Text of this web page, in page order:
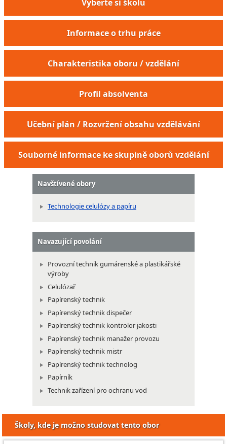
Vyberte si školu
Informace o trhu práce
Charakteristika oboru / vzdělání
Profil absolventa
Učební plán / Rozvržení obsahu vzdělávání
Souborné informace ke skupině oborů vzdělání
Navštívené obory
Technologie celulózy a papíru
Navazující povolání
Provozní technik gumárenské a plastikářské
výroby
Celulózař
Papírenský technik
Papírenský technik dispečer
Papírenský technik kontrolor jakosti
Papírenský technik manažer provozu
Papírenský technik mistr
Papírenský technik technolog
Papírník
Technik zařízení pro ochranu vod
Školy, kde je možno studovat tento obor